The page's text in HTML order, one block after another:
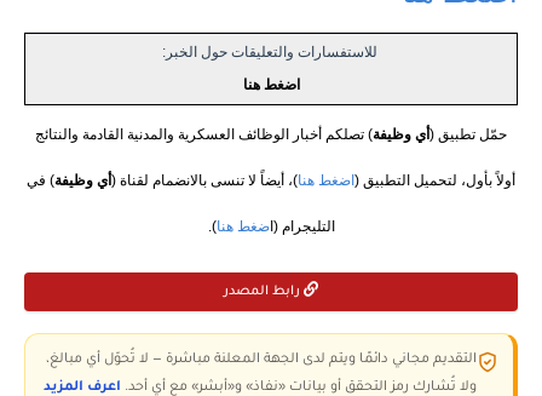
للاستفسارات والتعليقات حول الخبر:
اضغط هنا
حمّل تطبيق ( أي وظيفة) تصلكم أخبار الوظائف العسكرية والمدنية القادمة والنتائج
أولاً بأول، لتحميل التطبيق ( اضغط هنا)، أيضاً لا تنسى بالانضمام لقناة ( أي وظيفة) في
التليجرام (اضغط هنا).
رابط المصدر
التقديم مجاني دائمًا ويتم لدى الجهة المعلنة مباشرة — لا تُحوّل أي مبالغ،
ولا تُشارك رمز التحقق أو بيانات «نفاذ» و«أبشر» مع أي أحد. اعرف المزيد